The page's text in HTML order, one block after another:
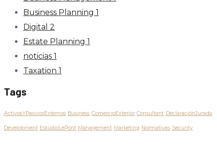
Business Planning 1
Digital 2
Estate Planning 1
noticias 1
Taxation 1
Tags
ActivosYPasivosExternos Business ComercioExterior Consultant DeclaraciónJurada
Development EstudioLePont Management Marketing Normativas Security